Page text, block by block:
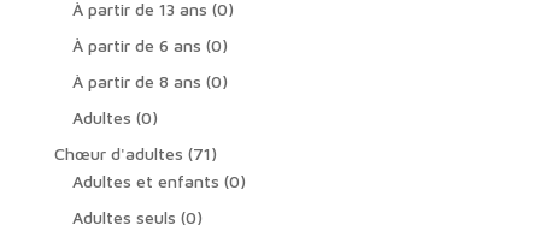
À partir de 13 ans 00
À partir de 6 ans 00
produit
À partir de 8 ans 00
Adultes 00
produit
Chœur d'adultes 7171
produits
Adultes et enfants 00
Adultes seuls 00